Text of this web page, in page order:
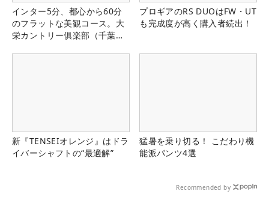
インター5分、都心から60分
のフラットな美観コース。大
栄カントリー俱楽部（千葉
プロギアのRS DUOはFW・UT
も完成度が高く購入者続出！
新『TENSEIオレンジ』はドラ
イバーシャフトの“最適解”
猛暑を乗り切る！ こだわり機
能派パンツ4選
Recommended by